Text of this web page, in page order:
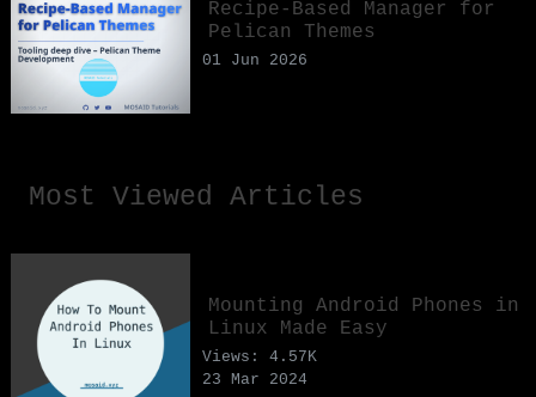
Recipe-Based Manager for
Pelican Themes
01 Jun 2026
Most Viewed Articles
Mounting Android Phones in
Linux Made Easy
Views: 4.57K
23 Mar 2024